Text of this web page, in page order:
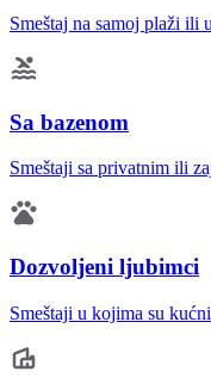
Smeštaj na samoj plaži ili
Sa bazenom
Smeštaji sa privatnim ili
Dozvoljeni ljubimci
Smeštaji u kojima su